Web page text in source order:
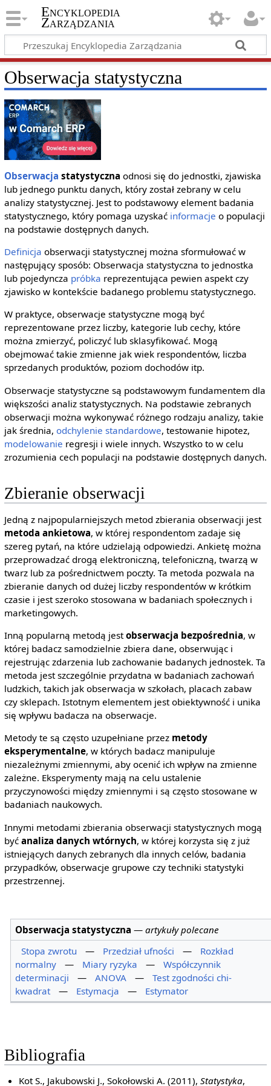
Encyklopedia
Zarządzania
Obserwacja statystyczna
Obserwacja statystyczna odnosi się do jednostki, zjawiska
lub jednego punktu danych, który został zebrany w celu
analizy statystycznej. Jest to podstawowy element badania
statystycznego, który pomaga uzyskać informacje o populacji
na podstawie dostępnych danych.
Definicja obserwacji statystycznej można sformułować w
następujący sposób: Obserwacja statystyczna to jednostka
lub pojedyncza próbka reprezentująca pewien aspekt czy
zjawisko w kontekście badanego problemu statystycznego.
W praktyce, obserwacje statystyczne mogą być
reprezentowane przez liczby, kategorie lub cechy, które
można zmierzyć, policzyć lub sklasyfikować. Mogą
obejmować takie zmienne jak wiek respondentów, liczba
sprzedanych produktów, poziom dochodów itp.
Obserwacje statystyczne są podstawowym fundamentem dla
większości analiz statystycznych. Na podstawie zebranych
obserwacji można wykonywać różnego rodzaju analizy, takie
jak średnia, odchylenie standardowe, testowanie hipotez,
modelowanie regresji i wiele innych. Wszystko to w celu
zrozumienia cech populacji na podstawie dostępnych danych.
Zbieranie obserwacji
Jedną z najpopularniejszych metod zbierania obserwacji jest
metoda ankietowa, w której respondentom zadaje się
szereg pytań, na które udzielają odpowiedzi. Ankietę można
przeprowadzać drogą elektroniczną, telefoniczną, twarzą w
twarz lub za pośrednictwem poczty. Ta metoda pozwala na
zbieranie danych od dużej liczby respondentów w krótkim
czasie i jest szeroko stosowana w badaniach społecznych i
marketingowych.
Inną popularną metodą jestobserwacja bezpośrednia, w
której badacz samodzielnie zbiera dane, obserwując i
rejestrując zdarzenia lub zachowanie badanych jednostek. Ta
metoda jest szczególnie przydatna w badaniach zachowań
ludzkich, takich jak obserwacja w szkołach, placach zabaw
czy sklepach. Istotnym elementem jest obiektywność i unika
się wpływu badacza na obserwacje.
Metody te są często uzupełniane przez metody
eksperymentalne, w których badacz manipuluje
niezależnymi zmiennymi, aby ocenić ich wpływ na zmienne
zależne. Eksperymenty mają na celu ustalenie
przyczynowości między zmiennymi i są często stosowane w
badaniach naukowych.
Innymi metodami zbierania obserwacji statystycznych mogą
być analiza danych wtórnych, w której korzysta się z już
istniejących danych zebranych dla innych celów, badania
przypadków, obserwacje grupowe czy techniki statystyki
przestrzennej.
Obserwacja statystyczna —artykuły polecane
Stopa zwrotu
— Przedział ufności —
Rozkład
normalny
— Miary ryzyka —
Współczynnik
determinacji
— ANOVA —
Test zgodności chi-
kwadrat
— Estymacja — Estymator
Bibliografia
Kot S., Jakubowski J., Sokołowski A. (2011),Statystyka,